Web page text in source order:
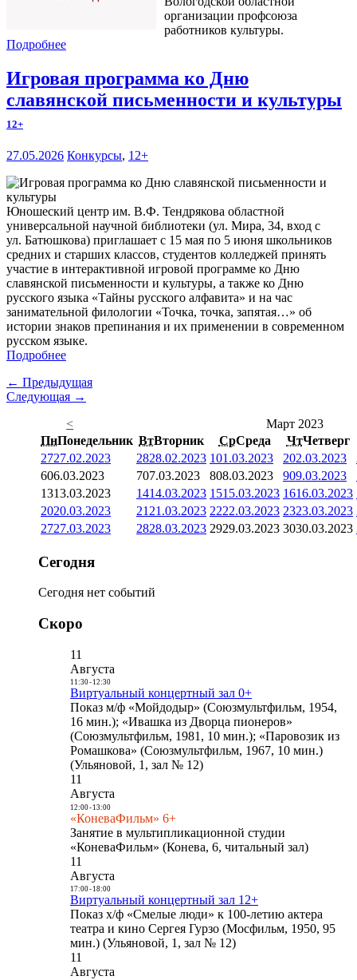
организации профсоюза
работников культуры.
Подробнее
Игровая программа ко Дню
славянской письменности и культуры
12+
27.05.2026 Конкурсы, 12+
Юношеский центр им. В.Ф. Тендрякова областной
универсальной научной библиотеки (ул. Мира, 34, вход с
ул. Батюшкова) приглашает с 15 мая по 5 июня школьников
средних и старших классов, студентов колледжей принять
участие в интерактивной игровой программе ко Дню
славянской письменности и культуры, а также ко Дню
русского языка «Тайны русского алфавита» и на час
занимательной филологии «Точка, точка, запятая…» об
истории знаков препинания и их применении в современном
русском языке.
Подробнее
← Предыдущая
Следующая →
<
Март 2023
ПнПонедельник ВтВторник СрСреда ЧтЧетверг
2727.02.2023 2828.02.2023 101.03.2023 202.03.2023
606.03.2023 707.03.2023 808.03.2023 909.03.2023
1313.03.2023 1414.03.2023 1515.03.2023 1616.03.2023
2020.03.2023 21 21.03.2023 2222.03.2023 2323.03.2023
2727.03.2023 2828.03.2023 2929.03.2023 3030.03.2023
Сегодня
Сегодня нет событий
Скоро
11
Августа
11:30- 12:30
Виртуальный концертный зал 0+
Показ м/ф «Мойдодыр» (Союзмультфильм, 1954,
16 мин.); «Ивашка из Дворца пионеров»
(Союзмультфильм, 1981, 10 мин.); «Паровозик из
Ромашкова» (Союзмультфильм, 1967, 10 мин.)
(Ульяновой, 1, зал № 12)
11
Августа
12:00- 13:00
«КоневаФильм» 6+
Занятие в мультипликационной студии
«КоневаФильм» (Конева, 6, читальный зал)
11
Августа
17:00- 18:00
Виртуальный концертный зал 12+
Показ х/ф «Смелые люди» к 100-летию актера
театра и кино Сергея Гурзо (Мосфильм, 1950, 95
мин.) (Ульяновой, 1, зал № 12)
11
Августа